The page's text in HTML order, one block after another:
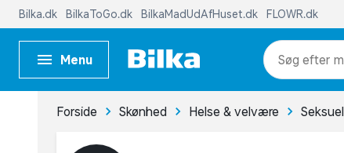
Bilka.dk BilkaToGo.dk BilkaMadUdAfHuset.dk FLOWR.dk
Menu
Forside Skønhed Helse & velvære